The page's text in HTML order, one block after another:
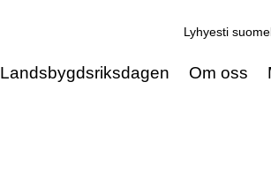
Lyhyesti
Landsbygdsriksdagen Om oss